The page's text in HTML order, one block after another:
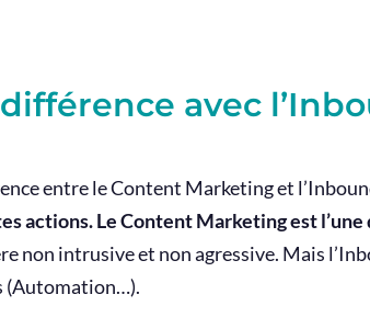
avec
entre le Content Marketing et
actions. Le Content Marketing est l’une
non intrusive et non agressive. Mais
(Automation…).